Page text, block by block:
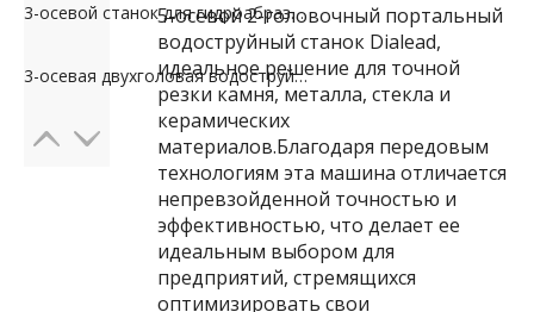
3-осевой станок для гидроабразивной резки камня
3-осевая двухголовая водоструйная машина
5-осевой 2-головочный портальный
водоструйный станок Dialead,
идеальное решение для точной
резки камня, металла, стекла и
керамических
материалов.Благодаря передовым
технологиям эта машина отличается
непревзойденной точностью и
эффективностью, что делает ее
идеальным выбором для
предприятий, стремящихся
оптимизировать свои